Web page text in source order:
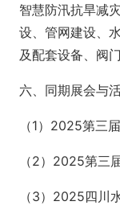
智慧防汛抗旱减
设、管网建设、
及配套设备、阀
六、同期展会与
（1）2025第三
（2）2025第三
（3）2025四川